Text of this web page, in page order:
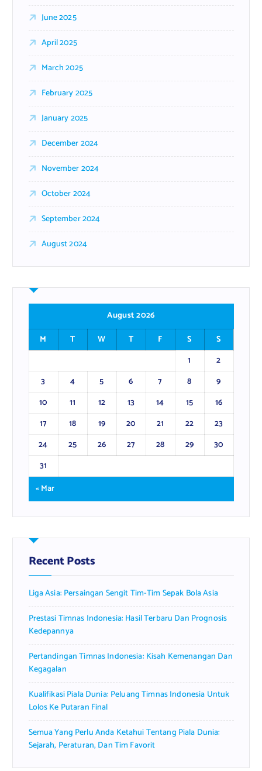
June 2025
April 2025
March 2025
February 2025
January 2025
December 2024
November 2024
October 2024
September 2024
August 2024
August 2026
M
T W T F S
S
1
2
3
4 5 6 7 8
9
10
11 12 13 14 15
16
17
18 19 20 21 22
23
24
25 26 27 28 29
30
31
« Mar
Recent Posts
Liga Asia: Persaingan Sengit Tim-Tim Sepak Bola Asia
Prestasi Timnas Indonesia: Hasil Terbaru Dan Prognosis
Kedepannya
Pertandingan Timnas Indonesia: Kisah Kemenangan Dan
Kegagalan
Kualifikasi Piala Dunia: Peluang Timnas Indonesia Untuk
Lolos Ke Putaran Final
Semua Yang Perlu Anda Ketahui Tentang Piala Dunia:
Sejarah, Peraturan, Dan Tim Favorit